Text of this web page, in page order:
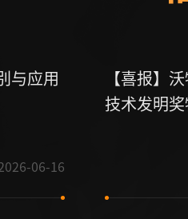
与应用
06-16
【喜报】
技术发明